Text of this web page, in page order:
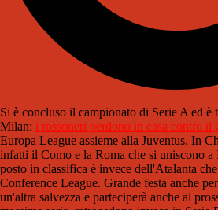
Si è concluso il campionato di Serie A ed è
Milan: i rossoneri perdono in casa contro il
Europa League assieme alla Juventus. In
infatti il Como e la Roma che si uniscono
posto in classifica è invece dell'Atalanta
Conference League. Grande festa anche
un'altra salvezza e parteciperà anche al